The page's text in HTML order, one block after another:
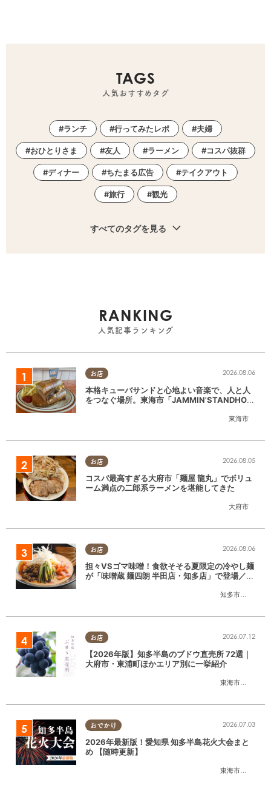
TAGS
人気おすすめタグ
ランチ 行ってみたレポ 夫婦
おひとりさま 友人 ラーメン コスパ抜群
ディナー ちたまる広告 テイクアウト
旅行 観光
すべてのタグを見る
RANKING
人気記事ランキング
お店
東海市
2026.08.06
本格キューバサンドと心地よい音楽で、人と人
をつなぐ場所。東海市「JAMMIN'STANDHOU
お店
大府市
2026.08.05
コスパ最高すぎる大府市「麺屋 龍丸」でボリュ
ーム満点の二郎系ラーメンを堪能してきた
お店
知多市
,半田市
2026.08.06
担々VSゴマ味噌！食欲そそる夏限定の冷やし麺
が「味噌蔵 麺四朗 半田店・知多店」で登場／ち
お店
東海市
,大府市
2026.07.12
【2026年版】知多半島のブドウ直売所 72選｜
大府市・東浦町ほかエリア別に一挙紹介
おでかけ
東海市
,大府市
2026.07.03
2026年最新版！愛知県 知多半島花火大会まと
め 【随時更新】